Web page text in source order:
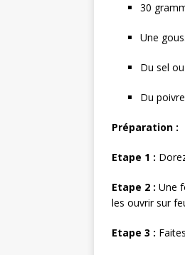
30
Une
Du sel
Du poivre
Préparation :
Etape 1 :
Etape 2 : Une
les ouvrir sur
Etape 3 :